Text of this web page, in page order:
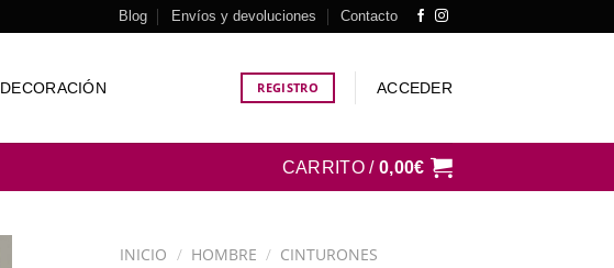
Blog Envíos y devoluciones Contacto
DECORACIÓN REGISTRO ACCEDER
CARRITO /0,00€
INICIO / HOMBRE / CINTURONES